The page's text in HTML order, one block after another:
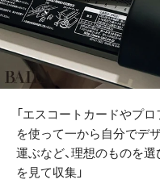
「エスコートカードやプロ
を使って一から自分でデ
運ぶなど、理想のものを
を見て収集」